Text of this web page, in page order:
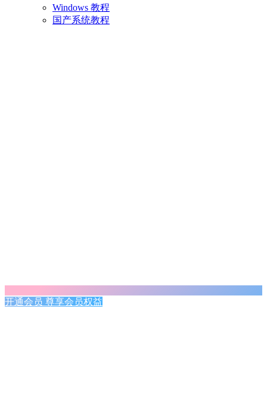
Windows 教程
国产系统教程
开通会员 尊享会员权益